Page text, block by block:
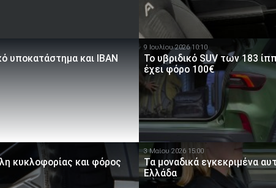
υποκατάστημα και IBAN
9 Ιουλίου 2026 10:10
Το υβριδικό SUV των 183
έχει φόρο 100€
κυκλοφορίας και φόρος
3 Μαίου 2026 15:00
Τα μοναδικά εγκεκριμένα
Ελλάδα